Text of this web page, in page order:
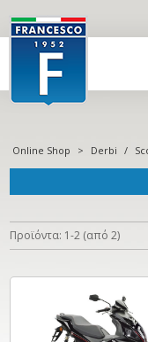
Online Shop > Derbi /
Προϊόντα: 1-2 (από 2)